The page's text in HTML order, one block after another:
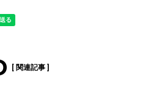
[ 関連記事 ]